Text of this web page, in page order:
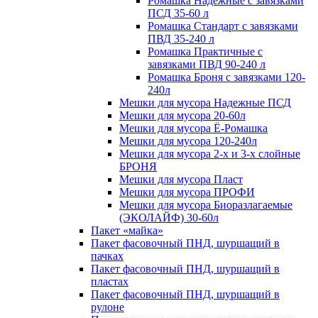
ПСД 35-60 л
Ромашка Стандарт с завязками
ПВД 35-240 л
Ромашка Практичные с
завязками ПВД 90-240 л
Ромашка Броня с завязками 120-
240л
Мешки для мусора Надежные ПСД
Мешки для мусора 20-60л
Мешки для мусора Ё-Ромашка
Мешки для мусора 120-240л
Мешки для мусора 2-х и 3-х слойные
БРОНЯ
Мешки для мусора Пласт
Мешки для мусора ПРОФИ
Мешки для мусора Биоразлагаемые
(ЭКОЛАЙФ) 30-60л
Пакет «майка»
Пакет фасовочный ПНД, шуршащий в
пачках
Пакет фасовочный ПНД, шуршащий в
пластах
Пакет фасовочный ПНД, шуршащий в
рулоне